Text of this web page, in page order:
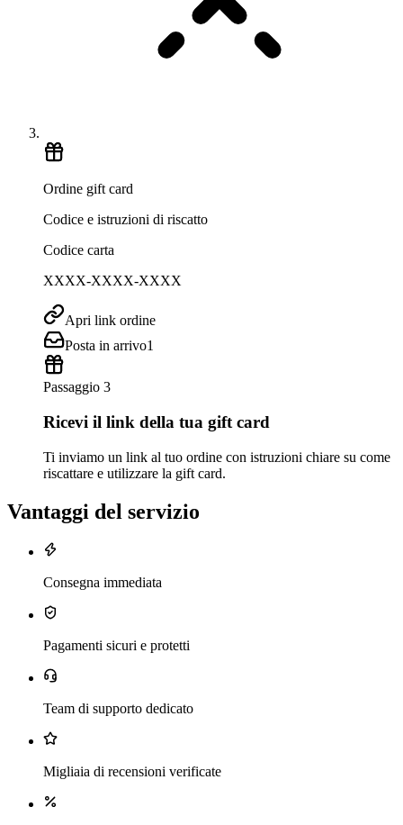
Ordine gift card
Codice e istruzioni di riscatto
Codice carta
XXXX-XXXX-XXXX
Apri link ordine
Posta in arrivo1
Passaggio 3
Ricevi il link della tua gift card
Ti inviamo un link al tuo ordine con istruzioni chiare su come
riscattare e utilizzare la gift card.
Vantaggi del servizio
Consegna immediata
Pagamenti sicuri e protetti
Team di supporto dedicato
Migliaia di recensioni verificate